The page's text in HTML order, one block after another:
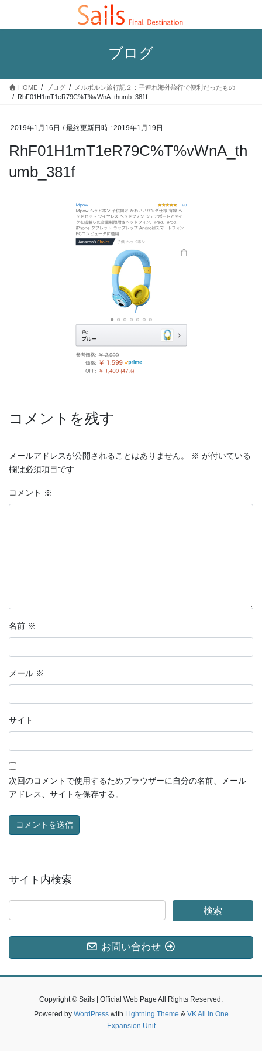
テ
ス
ゲ
ン
ブログ
HOME ブログ
メルボルン旅行記２：子連れ海外旅行で便利だったもの
RhF01H1mT1eR79C%T%vWnA_thumb_381f
2019年1月16日 / 最終更新日時 : 2019年1月19日
RhF01H1mT1eR79C%T%vWnA_th
umb_381f
コメントを残す
メールアドレスが公開されることはありません。 ※ が付いている
欄は必須項目です
コメント ※
名前 ※
メール ※
サイト
次回のコメントで使用するためブラウザーに自分の名前、メール
アドレス、サイトを保存する。
サイト内検索
お問い合わせ
Copyright © Sails | Official Web Page All Rights Reserved.
Powered by WordPresswith Lightning Theme & VK All in One
Expansion Unit